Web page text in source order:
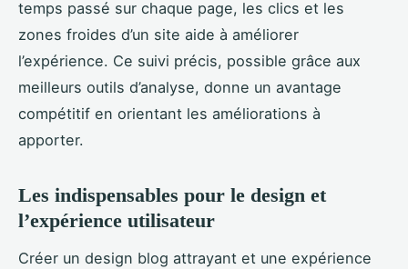
temps passé sur chaque page, les clics et les
zones froides d’un site aide à améliorer
l’expérience. Ce suivi précis, possible grâce aux
meilleurs outils d’analyse, donne un avantage
compétitif en orientant les améliorations à
apporter.
Les indispensables pour le design et
l’expérience utilisateur
Créer un design blog attrayant et une expérience